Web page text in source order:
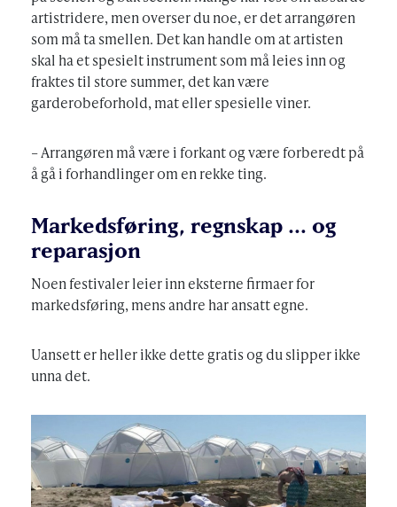
artistridere, men overser du noe, er det arrangøren
som må ta smellen. Det kan handle om at artisten
skal ha et spesielt instrument som må leies inn og
fraktes til store summer, det kan være
garderobeforhold, mat eller spesielle viner.
– Arrangøren må være i forkant og være forberedt på
å gå i forhandlinger om en rekke ting.
Markedsføring, regnskap … og
reparasjon
Noen festivaler leier inn eksterne firmaer for
markedsføring, mens andre har ansatt egne.
Uansett er heller ikke dette gratis og du slipper ikke
unna det.